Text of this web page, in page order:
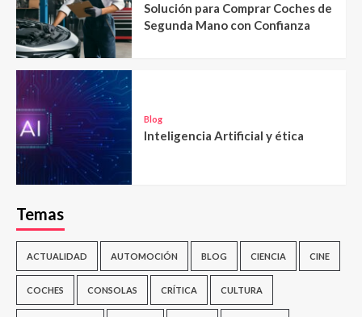
Solución para Comprar Coches de
Segunda Mano con Confianza
Blog
Inteligencia Artificial y ética
Temas
ACTUALIDAD AUTOMOCIÓN BLOG CIENCIA CINE
COCHES CONSOLAS CRÍTICA CULTURA